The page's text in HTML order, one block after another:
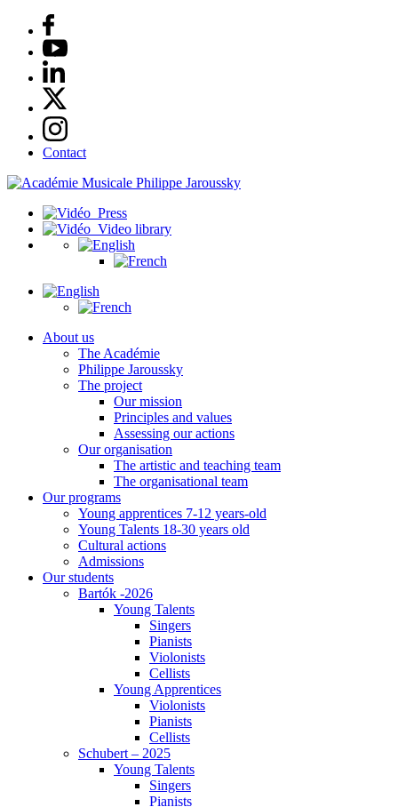
Contact
Press
Video library
About us
The Académie
Philippe Jaroussky
The project
Our mission
Principles and values
Assessing our actions
Our organisation
The artistic and teaching team
The organisational team
Our programs
Young apprentices 7-12 years-old
Young Talents 18-30 years old
Cultural actions
Admissions
Our students
Bartók -2026
Young Talents
Singers
Pianists
Violonists
Cellists
Young Apprentices
Violonists
Pianists
Cellists
Schubert – 2025
Young Talents
Singers
Pianists